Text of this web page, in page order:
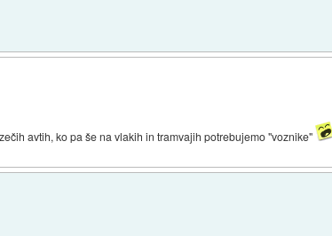
avtih, ko pa še na vlakih in tramvajih potrebujemo "voznike"